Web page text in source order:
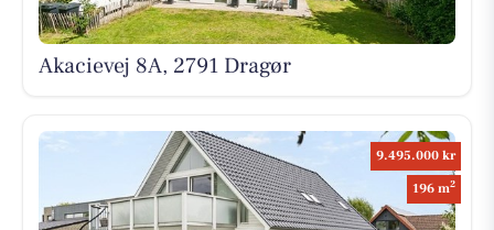
Akacievej 8A, 2791 Dragør
9.495.000 kr
196 m2